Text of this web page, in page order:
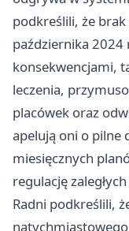
podkreślili, że
października
konsekwencjami,
leczenia,
placówek oraz
apelują oni o pilne
miesięcznych
regulację
Radni podkreślili,